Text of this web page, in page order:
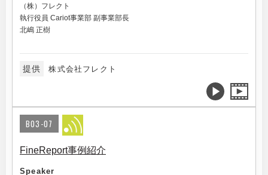
（株）フレクト
執行役員 Cariot事業部 副事業部長
北嶋 正樹
提供 株式会社フレクト
B03-07
FineReport事例紹介
Speaker